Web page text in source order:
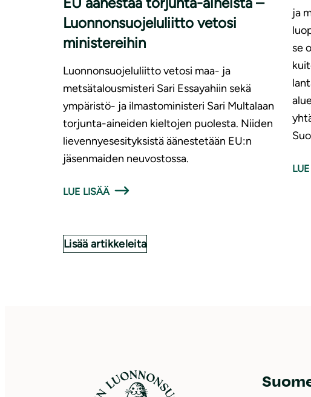
Luonnonsuojeluliitto vetosi
ministereihin
Luonnonsuojeluliitto vetosi maa- ja
metsätalousmisteri Sari Essayahiin sekä
ympäristö- ja ilmastoministeri Sari Multalaan
torjunta-aineiden kieltojen puolesta. Niiden
lievennyesesityksistä äänestetään EU:n
jäsenmaiden neuvostossa.
LUE LISÄÄ
ja
se
Lisää artikkeleita